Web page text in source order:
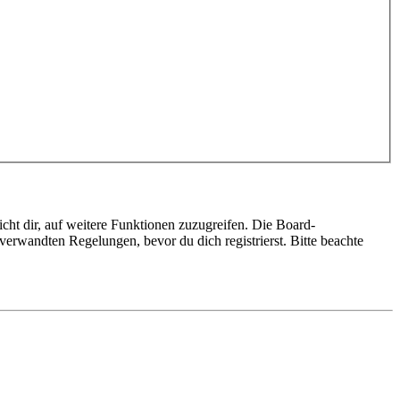
dir, auf weitere Funktionen zuzugreifen. Die Board-
Regelungen, bevor du dich registrierst. Bitte beachte